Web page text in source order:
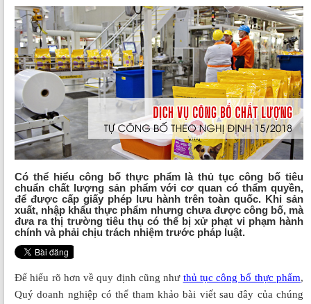
Có thể hiểu công bố thực phẩm là thủ tục công bố tiêu
chuẩn chất lượng sản phẩm với cơ quan có thẩm quyền,
để được cấp giấy phép lưu hành trên toàn quốc. Khi sản
xuất, nhập khẩu thực phẩm nhưng chưa được công bố, mà
đưa ra thị trường tiêu thụ có thể bị xử phạt vi phạm hành
chính và phải chịu trách nhiệm trước pháp luật.
Để hiểu rõ hơn về quy định cũng như thủ tục công bố thực phẩm,
Quý doanh nghiệp có thể tham khảo bài viết sau đây của chúng